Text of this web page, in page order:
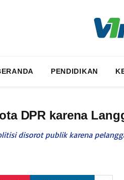
PENDIDIKAN
DPR karena
disorot publik karena